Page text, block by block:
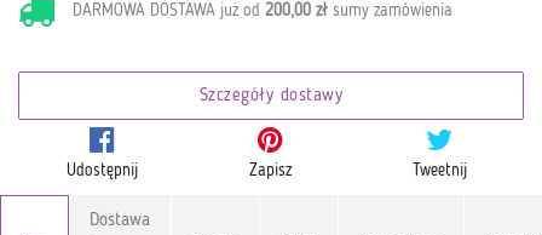
DARMOWA DOSTAWA już od200,00 zł sumy zamówienia
Szczegóły dostawy
Udostępnij Zapisz Tweetnij
Dostawa